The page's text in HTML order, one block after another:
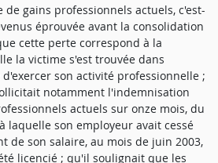
gains professionnels actuels, c'est-
éprouvée avant la consolidation
cette perte correspond à la
la victime s'est trouvée dans
son activité professionnelle ;
notamment l'indemnisation
actuels sur onze mois, du
laquelle son employeur avait cessé
de son salaire, au mois de juin 2003,
licencié ; qu'il soulignait que les